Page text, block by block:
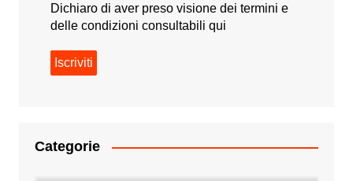
Dichiaro di aver preso visione dei termini e
delle condizioni consultabili qui
Categorie